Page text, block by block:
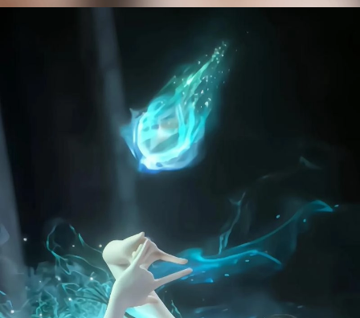
https://manhua.edu.vn/thanh-y